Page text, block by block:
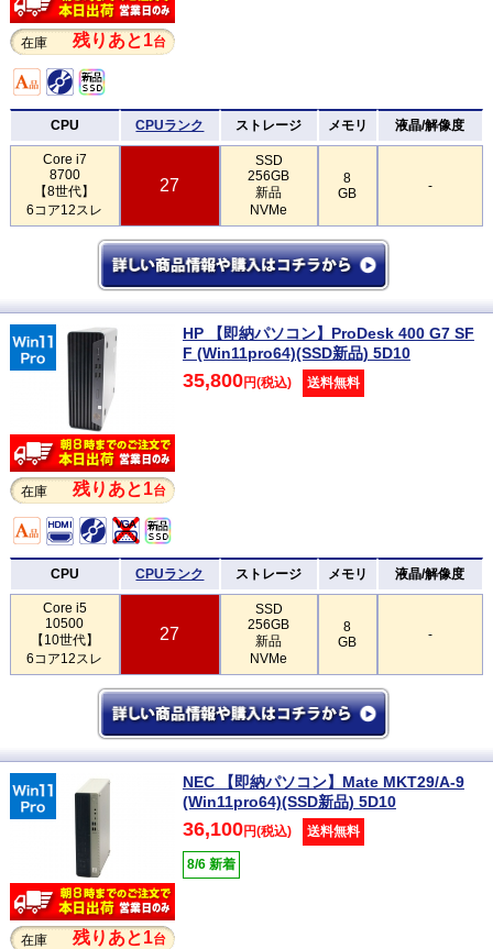
在庫 残りあと1台
CPU CPUランク ストレージ メモリ 液晶/解像度
Core i7
8700
【8世代】
6コア12スレ
27
SSD
256GB
新品
NVMe
8
GB
-
在庫 残りあと1台
HP 【即納パソコン】ProDesk 400 G7 SF
F (Win11pro64)(SSD新品) 5D10
35,800円(税込) 送料無料
CPU CPUランク ストレージ メモリ 液晶/解像度
Core i5
10500
【10世代】
6コア12スレ
27
SSD
256GB
新品
NVMe
8
GB
-
在庫 残りあと1台
NEC 【即納パソコン】Mate MKT29/A-9
(Win11pro64)(SSD新品) 5D10
36,100円(税込) 送料無料
8/6 新着